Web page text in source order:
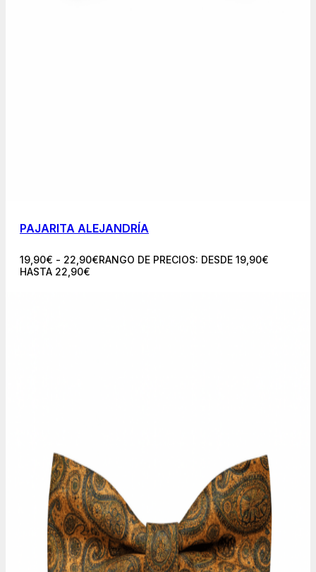
PAJARITA ALEJANDRÍA
19,90€ - 22,90€RANGO DE PRECIOS: DESDE 19,90€
HASTA 22,90€